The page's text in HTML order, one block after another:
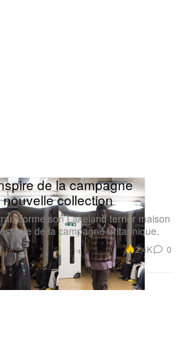
de la campagne
collection
son Lakeland terrier maison
de la campagne britannique.
2.4K 0